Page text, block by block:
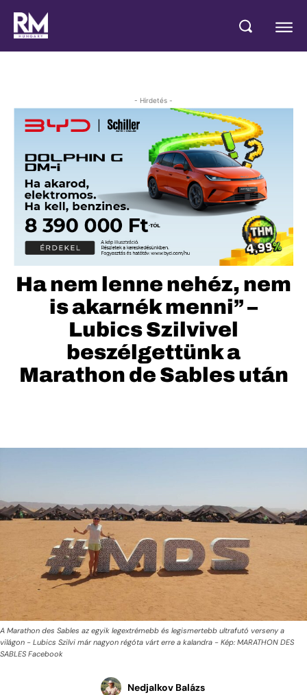
- Hirdetés -
Ha nem lenne nehéz, nem
is akarnék menni” –
Lubics Szilvivel
beszélgettünk a
Marathon de Sables után
A Marathon des Sables az egyik legextrémebb és legismertebb ultrafutó verseny a
világon - Lubics Szilvi már nagyon régóta várt erre a kalandra - Kép: MARATHON DES
SABLES Facebook
Nedjalkov Balázs